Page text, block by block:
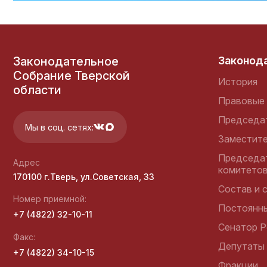
Контрольно-счетная
палата Тверской области
Избирательная комиссия
Тверской области
Законодательное
Собрание Тверской
области
Мы в соц. сетях:
Адрес
170100 г.Тверь, ул.Советская, 33
Номер приемной:
+7 (4822) 32-10-11
Факс:
+7 (4822) 34-10-15
История
Правовые
комитетов
Состав и
Сенатор
Депутаты